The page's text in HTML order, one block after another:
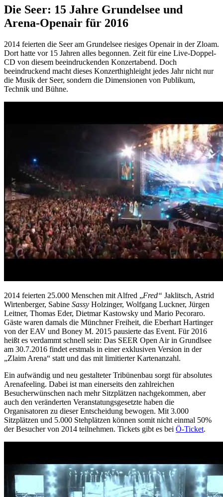
Die Seer: 15 Jahre Grundelsee und
Arena-Openair für 2016
2014 feierten die Seer am Grundelsee riesiges Openair in der Zloam.
Dort hatte vor 15 Jahren alles begonnen. Zeit für eine Live-Doppel-
CD von diesem beeindruckenden Konzertabend. Doch
beeindruckend macht dieses Konzerthighleight jedes Jahr nicht nur
die Musik der Seer, sondern die Dimensionen von Publikum,
Technik und Bühne.
2014 feierten 25.000 Menschen mit Alfred „Fred“ Jaklitsch, Astrid
Wirtenberger, Sabine Sassy Holzinger, Wolfgang Luckner, Jürgen
Leitner, Thomas Eder, Dietmar Kastowsky und Mario Pecoraro.
Gäste waren damals die Münchner Freiheit, die Eberhart Hartinger
von der EAV und Boney M. 2015 pausierte das Event. Für 2016
heißt es verdammt schnell sein: Das SEER Open Air in Grundlsee
am 30.7.2016 findet erstmals in einer exklusiven Version in der
„Zlaim Arena“ statt und das mit limitierter Kartenanzahl.
Ein aufwändig und neu gestalteter Tribünenbau sorgt für absolutes
Arenafeeling. Dabei ist man einerseits den zahlreichen
Besucherwünschen nach mehr Sitzplätzen nachgekommen, aber
auch den veränderten Veranstatungsgesetzte haben die
Organisatoren zu dieser Entscheidung bewogen. Mit 3.000
Sitzplätzen und 5.000 Stehplätzen können somit nicht einmal 50%
der Besucher von 2014 teilnehmen. Tickets gibt es bei Ö-Ticket.